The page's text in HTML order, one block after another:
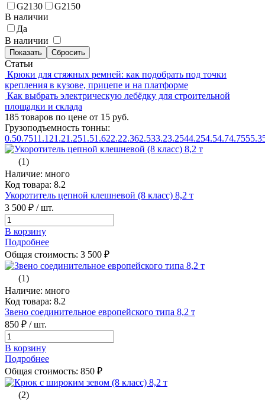
G2130
G2150
В наличии
Да
В наличии
Статьи
Крюки для стяжных ремней: как подобрать под точки
крепления в кузове, прицепе и на платформе
Как выбрать электрическую лебёдку для строительной
площадки и склада
185 товаров по цене от 15 руб.
Грузоподъемность тонны:
0.50.7511.121.21.251.51.622.22.362.533.23.2544.254.54.74.7555.3
(1)
Наличие: много
Код товара: 8.2
Укоротитель цепной клешневой (8 класс) 8,2 т
3 500 ₽ / шт.
В корзину
Подробнее
Общая стоимость: 3 500 ₽
(1)
Наличие: много
Код товара: 8.2
Звено соединительное европейского типа 8,2 т
850 ₽ / шт.
В корзину
Подробнее
Общая стоимость: 850 ₽
(2)